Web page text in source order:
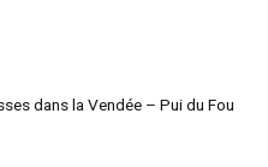
dans la Vendée – Pui du Fou